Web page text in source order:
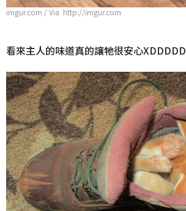
imgur.com / Via http://imgur.com
看來主人的味道真的讓牠很安心XDDDDD